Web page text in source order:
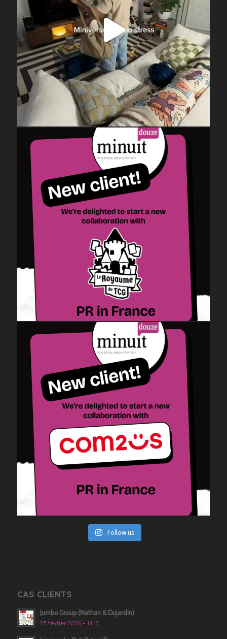
Follow us
CAS CLIENTS
Jumbo Group (Nathan & Dujardin)
25 février 2026 - 14:13